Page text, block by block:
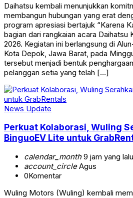
Daihatsu kembali menunjukkan
membangun hubungan yang erat
program apresiasi bertajuk “Karena
bagian dari rangkaian acara Daihatsu
2026. Kegiatan ini berlangsung di
Kota Depok, Jawa Barat, pada
tersebut menjadi bentuk
pelanggan setia yang telah […]
News Update
Perkuat Kolaborasi, Wuling
BinguoEV Lite untuk
calendar_month9 jam yang lalu
account_circleAgus
0Komentar
Wuling Motors (Wuling) kembali